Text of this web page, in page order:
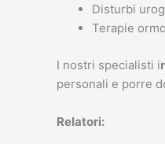
Disturbi
Terapie
I nostri specialisti i
personali e porre
Relatori: